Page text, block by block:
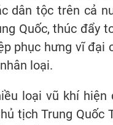
dân tộc trên cả
Quốc, thúc đẩy
phục hưng vĩ đại
loại.
loại vũ khí hiện
tịch Trung Quốc